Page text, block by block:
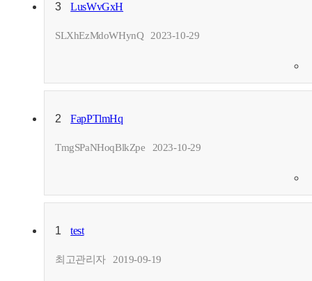
3 LusWvGxH
SLXhEzMdoWHynQ 2023-10-29
2 FapPTlmHq
TmgSPaNHoqBlkZpe 2023-10-29
1 test
최고관리자 2019-09-19